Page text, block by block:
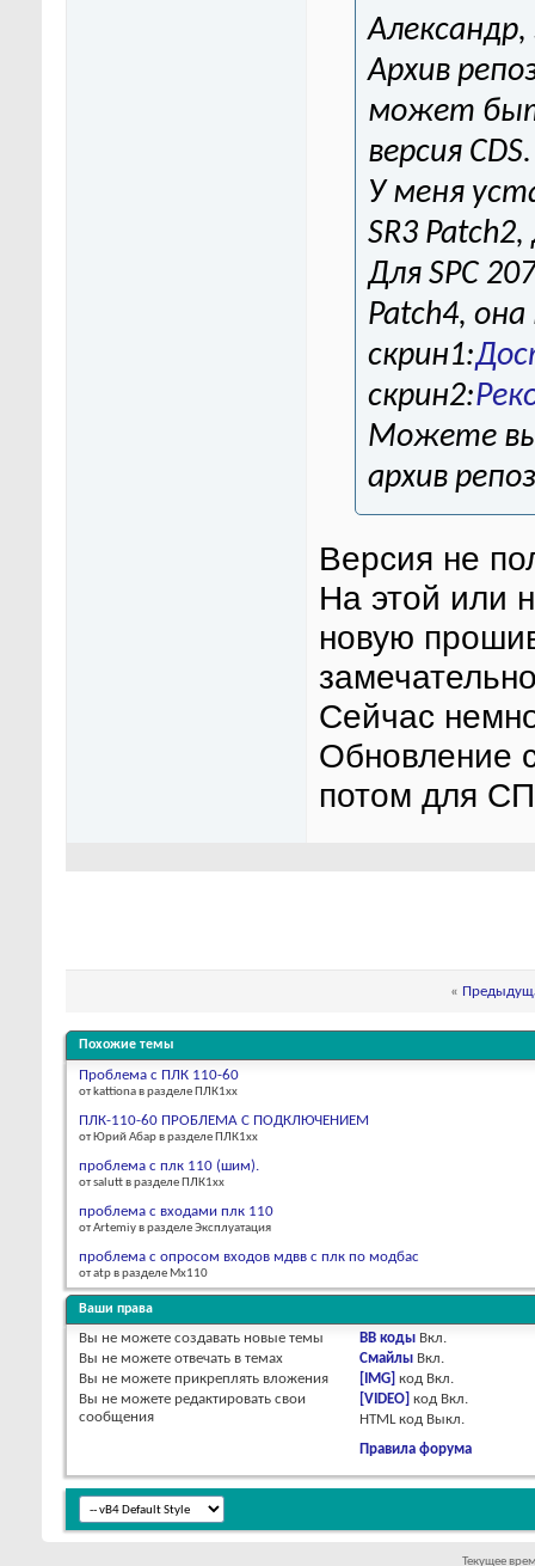
Архив
может
версия CDS.
У меня
SR3
Для SPC
Patch4,
скрин1:
скрин2:
Можете
архив
Версия не
На этой или
новую
Сейчас
Обновление
потом для
«
Похожие темы
Проблема с ПЛК 110-60
от kattiona в разделе ПЛК1хх
ПЛК-110-60 ПРОБЛЕМА С ПОДКЛЮЧЕНИЕМ
от Юрий Абар в разделе ПЛК1хх
проблема с плк 110 (шим).
от salutt в разделе ПЛК1хх
проблема с входами плк 110
от Artemiy в разделе Эксплуатация
проблема с опросом входов мдвв с плк по модбас
от atp в разделе Мх110
Ваши права
Вы не можете создавать новые темы
Вы не можете отвечать в темах
Вы не можете прикреплять вложения
Вы не можете редактировать свои
сообщения
BB коды Вкл.
Смайлы Вкл.
[IMG] код Вкл.
[VIDEO] код Вкл.
HTML код Выкл.
Правила форума
Текущее